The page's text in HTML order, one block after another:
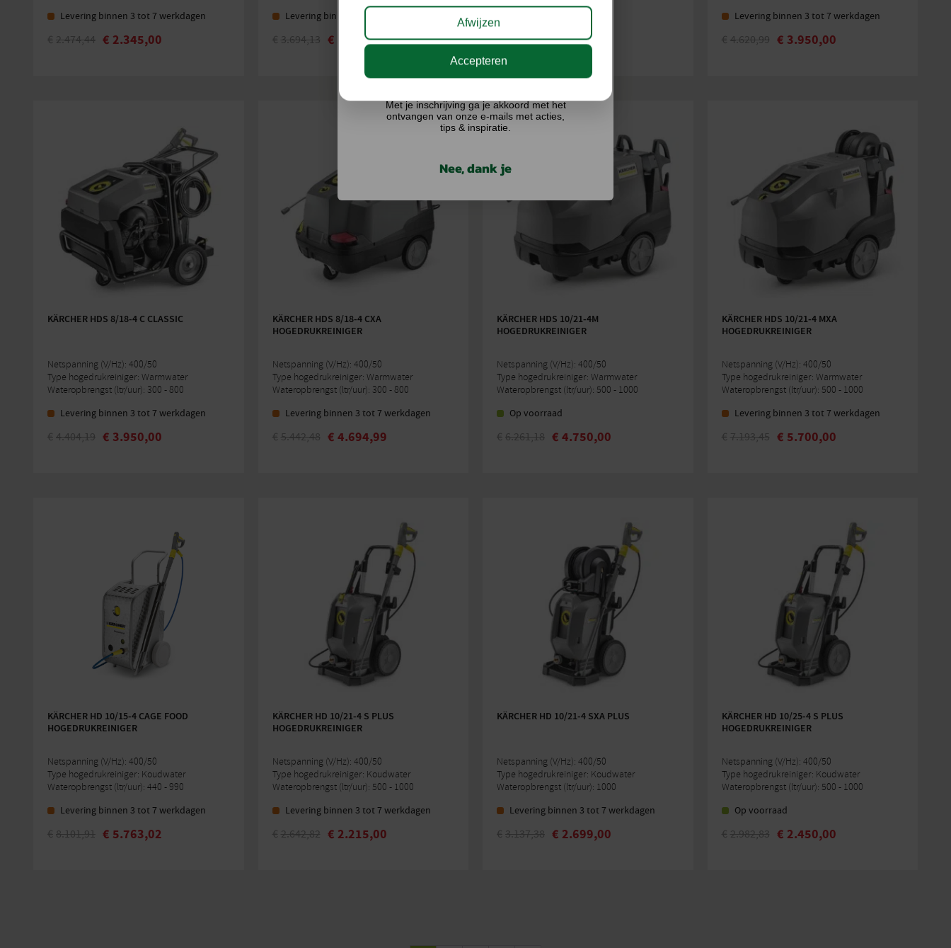
Levering binnen 3 tot 7 werkdagen
€ 2.474,44 € 2.345,00
Levering binnen 3 tot 7 werkdagen
€ 3.694,13 € 3.299,00 € 4.073,49 €3.475,00
Levering binnen 3 tot 7 werkdagen
€ 4.620,99 € 3.950,00
KÄRCHER HDS 8/18-4 C CLASSIC
Netspanning (V/Hz): 400/50
Type hogedrukreiniger: Warmwater
Wateropbrengst (ltr/uur): 300 - 800
Levering binnen 3 tot 7 werkdagen
€ 4.404,19 € 3.950,00
KÄRCHER HDS 8/18-4 CXA
HOGEDRUKREINIGER
Netspanning (V/Hz): 400/50
Type hogedrukreiniger: Warmwater
Wateropbrengst (ltr/uur): 300 - 800
Levering binnen 3 tot 7 werkdagen
€ 5.442,48 € 4.694,99
KÄRCHER HDS 10/21-4M
HOGEDRUKREINIGER
Netspanning (V/Hz): 400/50
Type hogedrukreiniger: Warmwater
Wateropbrengst (ltr/uur): 500 - 1000
Op voorraad
€ 6.261,18 € 4.750,00
KÄRCHER HDS 10/21-4 MXA
HOGEDRUKREINIGER
Netspanning (V/Hz): 400/50
Type hogedrukreiniger: Warmwater
Wateropbrengst (ltr/uur): 500 - 1000
Levering binnen 3 tot 7 werkdagen
€ 7.193,45 € 5.700,00
KÄRCHER HD 10/15-4 CAGE FOOD
HOGEDRUKREINIGER
Netspanning (V/Hz): 400/50
Type hogedrukreiniger: Koudwater
Wateropbrengst (ltr/uur): 440 - 990
Levering binnen 3 tot 7 werkdagen
€ 8.101,91 € 5.763,02
KÄRCHER HD 10/21-4 S PLUS
HOGEDRUKREINIGER
Netspanning (V/Hz): 400/50
Type hogedrukreiniger: Koudwater
Wateropbrengst (ltr/uur): 500 - 1000
Levering binnen 3 tot 7 werkdagen
€ 2.642,82 € 2.215,00
KÄRCHER HD 10/21-4 SXA PLUS
Netspanning (V/Hz): 400/50
Type hogedrukreiniger: Koudwater
Wateropbrengst (ltr/uur): 1000
Levering binnen 3 tot 7 werkdagen
€ 3.137,38 € 2.699,00
KÄRCHER HD 10/25-4 S PLUS
HOGEDRUKREINIGER
Netspanning (V/Hz): 400/50
Type hogedrukreiniger: Koudwater
Wateropbrengst (ltr/uur): 500 - 1000
Op voorraad
€ 2.982,83 € 2.450,00
Afwijzen
Accepteren
Ik doe graag mee!
Met je inschrijving ga je akkoord met het
ontvangen van onze e-mails met acties,
tips & inspiratie.
Nee, dank je